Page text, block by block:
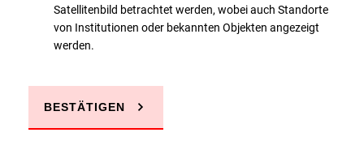
Sie haben Fragen?
Satellitenbild betrachtet werden, wobei auch Standorte
von Institutionen oder bekannten Objekten angezeigt
werden.
BESTÄTIGEN